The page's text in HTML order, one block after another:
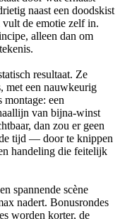
naast een doodskist
vult de emotie zelf in.
alleen dan om
resultaat. Ze
met een nauwkeurig
montage: een
van bijna-winst
dan zou er geen
tijd — door te knippen
handeling die feitelijk
spannende scène
nadert. Bonusrondes
worden korter, de